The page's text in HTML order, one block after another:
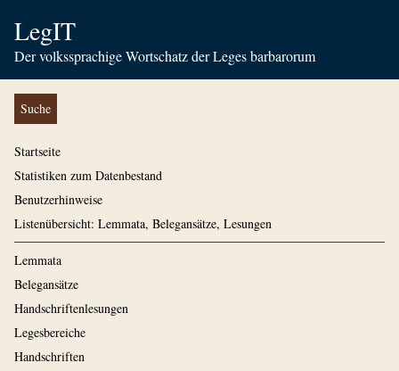
LegIT
Der volkssprachige Wortschatz der Leges barbarorum
Suche
Startseite
Statistiken zum Datenbestand
Benutzerhinweise
Listenübersicht: Lemmata, Belegansätze, Lesungen
Lemmata
Belegansätze
Handschriftenlesungen
Legesbereiche
Handschriften